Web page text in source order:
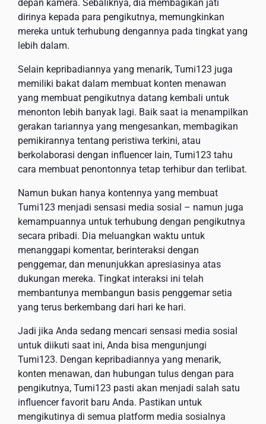
depan kamera. Sebaliknya, dia membagikan jati
dirinya kepada para pengikutnya, memungkinkan
mereka untuk terhubung dengannya pada tingkat yang
lebih dalam.
Selain kepribadiannya yang menarik, Tumi123 juga
memiliki bakat dalam membuat konten menawan
yang membuat pengikutnya datang kembali untuk
menonton lebih banyak lagi. Baik saat ia menampilkan
gerakan tariannya yang mengesankan, membagikan
pemikirannya tentang peristiwa terkini, atau
berkolaborasi dengan influencer lain, Tumi123 tahu
cara membuat penontonnya tetap terhibur dan terlibat.
Namun bukan hanya kontennya yang membuat
Tumi123 menjadi sensasi media sosial – namun juga
kemampuannya untuk terhubung dengan pengikutnya
secara pribadi. Dia meluangkan waktu untuk
menanggapi komentar, berinteraksi dengan
penggemar, dan menunjukkan apresiasinya atas
dukungan mereka. Tingkat interaksi ini telah
membantunya membangun basis penggemar setia
yang terus berkembang dari hari ke hari.
Jadi jika Anda sedang mencari sensasi media sosial
untuk diikuti saat ini, Anda bisa mengunjungi
Tumi123. Dengan kepribadiannya yang menarik,
konten menawan, dan hubungan tulus dengan para
pengikutnya, Tumi123 pasti akan menjadi salah satu
influencer favorit baru Anda. Pastikan untuk
mengikutinya di semua platform media sosialnya